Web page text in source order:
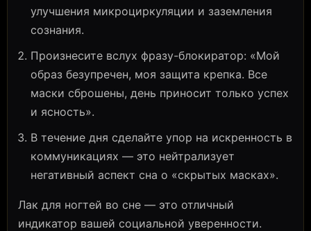
улучшения микроциркуляции и заземления
сознания.
Произнесите вслух фразу-блокиратор: «Мой
образ безупречен, моя защита крепка. Все
маски сброшены, день приносит только успех
и ясность».
В течение дня сделайте упор на искренность в
коммуникациях — это нейтрализует
негативный аспект сна о «скрытых масках».
Лак для ногтей во сне — это отличный
индикатор вашей социальной уверенности.